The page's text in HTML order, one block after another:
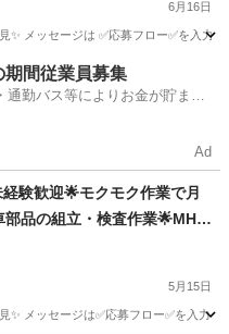
6月16日
✨ メッセージは ✅応募フロー✅を入
期間従業員募集
通勤バス等によりお金が貯まり
Ad
験歓迎🌟モクモク作業で月
部品の組立・検査作業🌟MHh
5月15日
✨ メッセージは✅応募フロー✅を入力